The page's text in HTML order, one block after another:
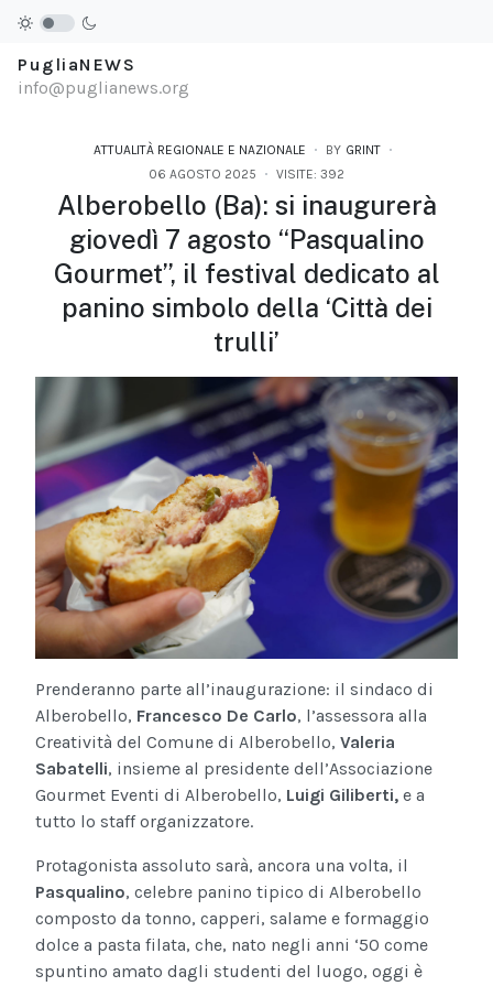
PugliaNEWS
info@puglianews.org
ATTUALITÀ REGIONALE E NAZIONALE BY GRINT
06 AGOSTO 2025
VISITE: 392
Alberobello (Ba): si inaugurerà
giovedì 7 agosto “Pasqualino
Gourmet”, il festival dedicato al
panino simbolo della ‘Città dei
trulli’
Prenderanno parte all’inaugurazione: il sindaco di
Alberobello, Francesco De Carlo, l’assessora alla
Creatività del Comune di Alberobello, Valeria
Sabatelli, insieme al presidente dell’Associazione
Gourmet Eventi di Alberobello, Luigi Giliberti, e a
tutto lo staff organizzatore.
Protagonista assoluto sarà, ancora una volta, il
Pasqualino, celebre panino tipico di Alberobello
composto da tonno, capperi, salame e formaggio
dolce a pasta filata, che, nato negli anni ‘50 come
spuntino amato dagli studenti del luogo, oggi è